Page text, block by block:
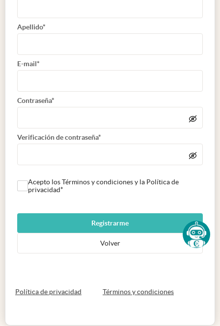
Apellido*
E-mail*
Contraseña*
Verificación de contraseña*
Acepto los Términos y condiciones y la Política de
privacidad*
Registrarme
Volver
Política de privacidad abre en nueva pestaña
Términos y condicionesabre en nueva